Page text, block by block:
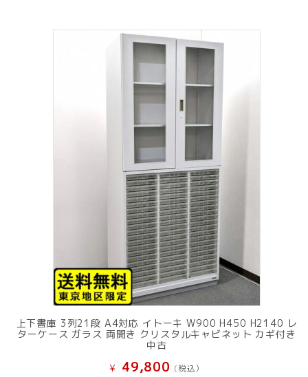
上下書庫 3列21段 A4対応 イトーキ W900 H450 H2140 レ
ターケース ガラス 両開き クリスタルキャビネット カギ付き
中古
¥ 49,800 (税込）